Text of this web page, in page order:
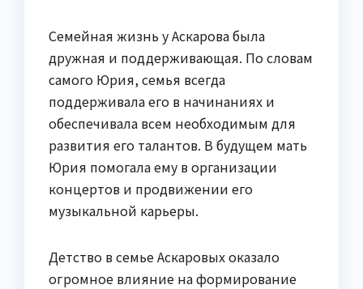
Семейная жизнь у Аскарова была
дружная и поддерживающая. По словам
самого Юрия, семья всегда
поддерживала его в начинаниях и
обеспечивала всем необходимым для
развития его талантов. В будущем мать
Юрия помогала ему в организации
концертов и продвижении его
музыкальной карьеры.
Детство в семье Аскаровых оказало
огромное влияние на формирование